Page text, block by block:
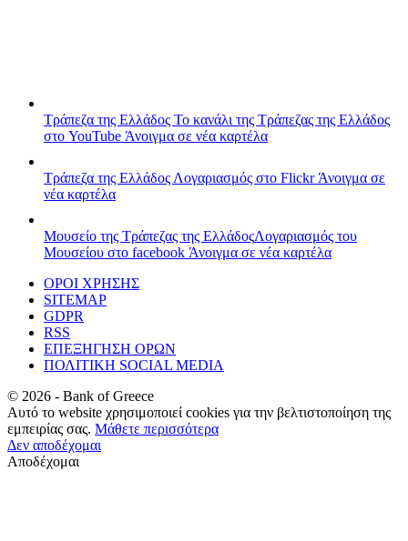
Τράπεζα της Ελλάδος Το κανάλι της Τράπεζας της Ελλάδος
στο YouTube Άνοιγμα σε νέα καρτέλα
Τράπεζα της Ελλάδος Λογαριασμός στο FlickrΆνοιγμα σε
νέα καρτέλα
Μουσείο της Τράπεζας της ΕλλάδοςΛογαριασμός του
Μουσείου στο facebook Άνοιγμα σε νέα καρτέλα
ΟΡΟΙ ΧΡΗΣΗΣ
SITEMAP
GDPR
RSS
ΕΠΕΞΗΓΗΣΗ ΟΡΩΝ
ΠΟΛΙΤΙΚΗ SOCIAL MEDIA
© 2026 - Bank of Greece
Αυτό το website χρησιμοποιεί cookies για την βελτιστοποίηση της
εμπειρίας σας. Μάθετε περισσότερα
Δεν αποδέχομαι
Αποδέχομαι